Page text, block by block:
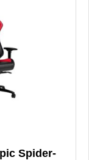
Spider-